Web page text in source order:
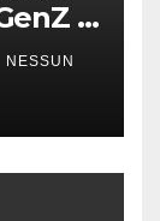
e
NESSUN